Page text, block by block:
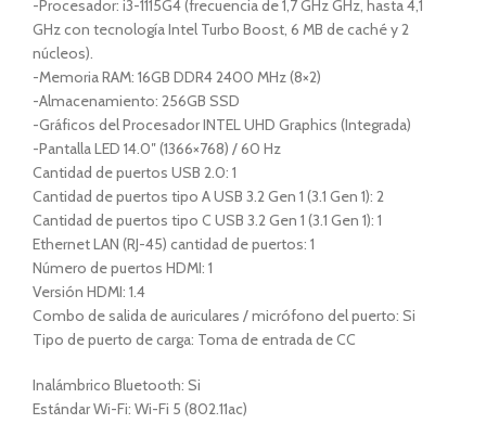
-Procesador: i3-1115G4 (frecuencia de 1,7 GHz GHz, hasta 4,1
GHz con tecnología Intel Turbo Boost, 6 MB de caché y 2
núcleos).
-Memoria RAM: 16GB DDR4 2400 MHz (8×2)
-Almacenamiento: 256GB SSD
-Gráficos del Procesador INTEL UHD Graphics (Integrada)
-Pantalla LED 14.0″ (1366×768) / 60 Hz
Cantidad de puertos USB 2.0: 1
Cantidad de puertos tipo A USB 3.2 Gen 1 (3.1 Gen 1): 2
Cantidad de puertos tipo C USB 3.2 Gen 1 (3.1 Gen 1): 1
Ethernet LAN (RJ-45) cantidad de puertos: 1
Número de puertos HDMI: 1
Versión HDMI: 1.4
Combo de salida de auriculares / micrófono del puerto: Si
Tipo de puerto de carga: Toma de entrada de CC
Inalámbrico Bluetooth: Si
Estándar Wi-Fi: Wi-Fi 5 (802.11ac)